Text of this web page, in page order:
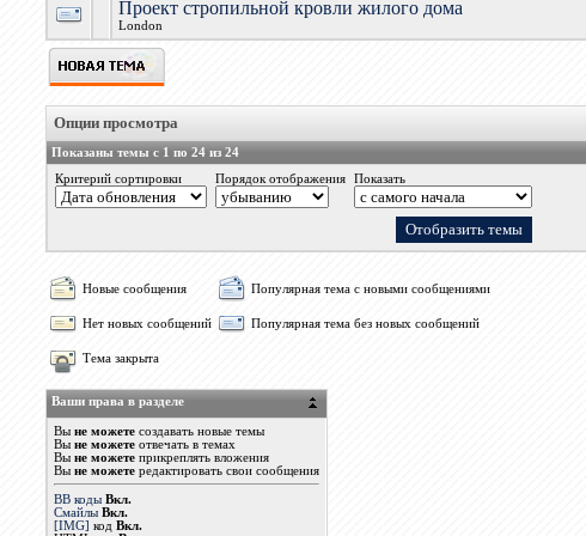
Проект стропильной кровли жилого дома
London
Опции просмотра
Показаны темы с 1 по 24 из 24
Критерий сортировки
Порядок отображения Показать
Новые сообщения Популярная тема с новыми сообщениями
Нет новых сообщений Популярная тема без новых сообщений
Тема закрыта
Ваши права в разделе
Выне можете создавать новые темы
Выне можете отвечать в темах
Выне можете прикреплять вложения
Выне можете редактировать свои сообщения
BB коды Вкл.
Смайлы Вкл.
[IMG] кодВкл.